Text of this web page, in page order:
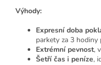
Výhody:
Expresní doba
parkety za 3 hodiny
Extrémní pevnost,
Šetří čas i peníze,